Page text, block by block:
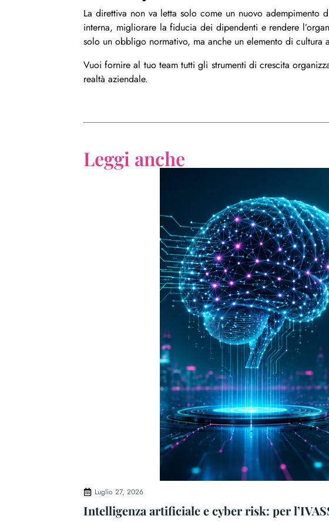
La trasparenza retributiva come leva
La direttiva non va letta solo come un nuovo adempimento
interna, migliorare la fiducia dei dipendenti e rendere
solo un obbligo normativo, ma anche un elemento di cultura
Vuoi fornire al tuo team tutti gli strumenti di crescita
Luglio 27, 2026